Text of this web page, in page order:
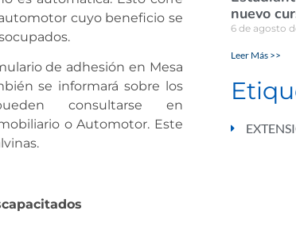
cuyo beneficio se
de adhesión en Mesa
se informará sobre los
consultarse en
o Automotor. Este
nuevo
6 de agosto
Leer Más >>